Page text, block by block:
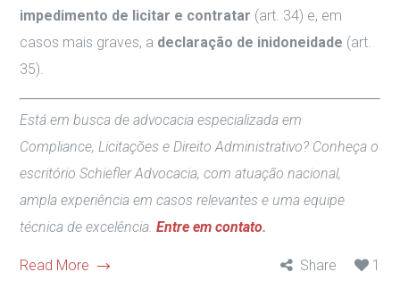
impedimento de licitar e contratar (art. 34) e, em
casos mais graves, a declaração de inidoneidade (art.
35).
Está em busca de advocacia especializada em
Compliance, Licitações e Direito Administrativo? Conheça o
escritório Schiefler Advocacia, com atuação nacional,
ampla experiência em casos relevantes e uma equipe
técnica de excelência.Entre em contato.
Read More Share 1